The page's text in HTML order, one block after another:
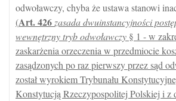
odwoławczy, chyba że ustawa stanowi
(Art.426 zasada dwuinstancyjności
wewnętrzny tryb odwoławczy § 1 - w
zaskarżenia orzeczenia w przedmiocie
zasądzonych po raz pierwszy przez sąd
został wyrokiem Trybunału
Konstytucją Rzeczypospolitej Polskiej i z